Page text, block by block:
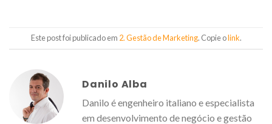
Este post foi publicado em 2. Gestão de Marketing. Copie olink.
Danilo Alba
Danilo é engenheiro italiano e especialista
em desenvolvimento de negócio e gestão